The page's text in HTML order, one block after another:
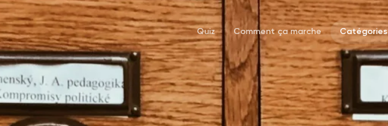
Quiz Comment ça marche Catégories